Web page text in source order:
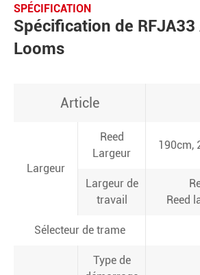
SPÉCIFICATION
Spécification de RFJA33
Looms
Article
Largeur
Reed
Largeur
190cm,
Largeur de
travail
Reed
Sélecteur de trame
Type de